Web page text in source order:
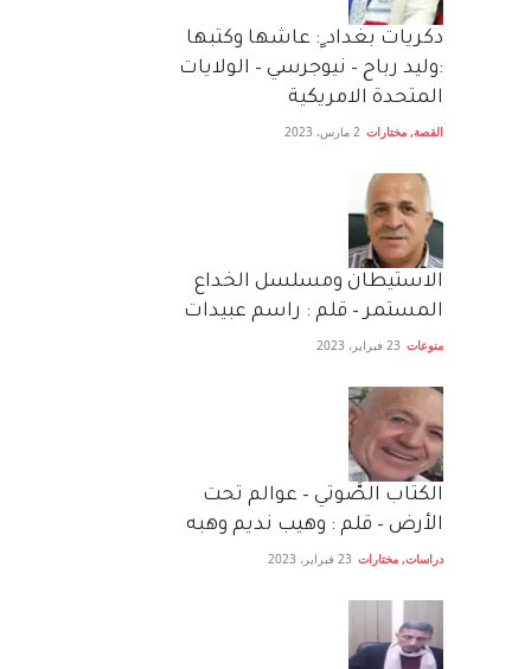
دكريات بغداد ٍ: عاشها وكتبها
:وليد رباح – نيوجرسي – الولايات
المتحدة الامريكية
القصة, مختارات 2 مارس، 2023
الاستيطان ومسلسل الخداع
المستمر – قلم : راسم عبيدات
منوعات 23 فبراير، 2023
الكتاب الصَّوتي – عوالم تحت
الأرض – قلم : وهيب نديم وهبه
دراسات, مختارات 23 فبراير، 2023